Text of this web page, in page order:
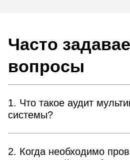
Часто
вопросы
1. Что такое аудит
системы?
2. Когда необходимо